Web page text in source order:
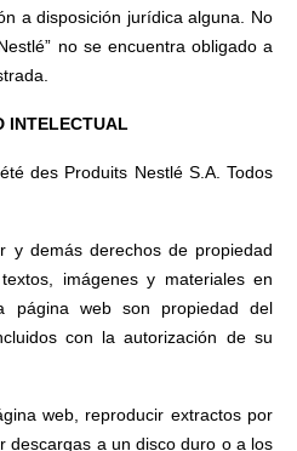
a disposición jurídica alguna. No
no se encuentra obligado a
INTELECTUAL
des Produits Nestlé S.A. Todos
y demás derechos de propiedad
imágenes y materiales en
página web son propiedad del
con la autorización de su
web, reproducir extractos por
descargas a un disco duro o a los